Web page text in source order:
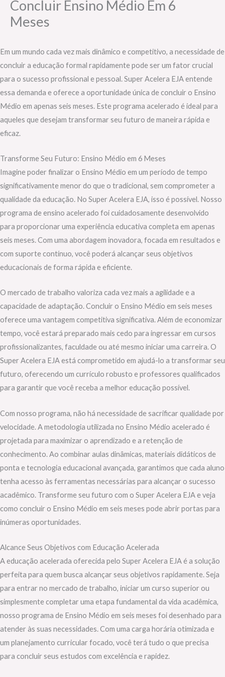
Concluir Ensino Médio Em 6
Meses
Em um mundo cada vez mais dinâmico e competitivo, a necessidade de
concluir a educação formal rapidamente pode ser um fator crucial
para o sucesso profissional e pessoal. Super Acelera EJA entende
essa demanda e oferece a oportunidade única de concluir o Ensino
Médio em apenas seis meses. Este programa acelerado é ideal para
aqueles que desejam transformar seu futuro de maneira rápida e
eficaz.
Transforme Seu Futuro: Ensino Médio em 6 Meses
Imagine poder finalizar o Ensino Médio em um período de tempo
significativamente menor do que o tradicional, sem comprometer a
qualidade da educação. No Super Acelera EJA, isso é possível. Nosso
programa de ensino acelerado foi cuidadosamente desenvolvido
para proporcionar uma experiência educativa completa em apenas
seis meses. Com uma abordagem inovadora, focada em resultados e
com suporte contínuo, você poderá alcançar seus objetivos
educacionais de forma rápida e eficiente.
O mercado de trabalho valoriza cada vez mais a agilidade e a
capacidade de adaptação. Concluir o Ensino Médio em seis meses
oferece uma vantagem competitiva significativa. Além de economizar
tempo, você estará preparado mais cedo para ingressar em cursos
profissionalizantes, faculdade ou até mesmo iniciar uma carreira. O
Super Acelera EJA está comprometido em ajudá-lo a transformar seu
futuro, oferecendo um currículo robusto e professores qualificados
para garantir que você receba a melhor educação possível.
Com nosso programa, não há necessidade de sacrificar qualidade por
velocidade. A metodologia utilizada no Ensino Médio acelerado é
projetada para maximizar o aprendizado e a retenção de
conhecimento. Ao combinar aulas dinâmicas, materiais didáticos de
ponta e tecnologia educacional avançada, garantimos que cada aluno
tenha acesso às ferramentas necessárias para alcançar o sucesso
acadêmico. Transforme seu futuro com o Super Acelera EJA e veja
como concluir o Ensino Médio em seis meses pode abrir portas para
inúmeras oportunidades.
Alcance Seus Objetivos com Educação Acelerada
A educação acelerada oferecida pelo Super Acelera EJA é a solução
perfeita para quem busca alcançar seus objetivos rapidamente. Seja
para entrar no mercado de trabalho, iniciar um curso superior ou
simplesmente completar uma etapa fundamental da vida acadêmica,
nosso programa de Ensino Médio em seis meses foi desenhado para
atender às suas necessidades. Com uma carga horária otimizada e
um planejamento curricular focado, você terá tudo o que precisa
para concluir seus estudos com excelência e rapidez.